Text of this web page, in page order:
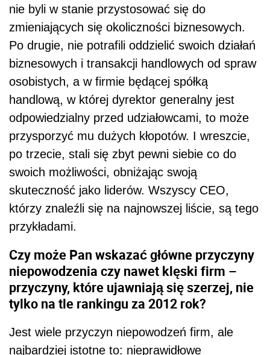
nie byli w stanie przystosować się do
zmieniających się okoliczności biznesowych.
Po drugie, nie potrafili oddzielić swoich działań
biznesowych i transakcji handlowych od spraw
osobistych, a w firmie będącej spółką
handlową, w której dyrektor generalny jest
odpowiedzialny przed udziałowcami, to może
przysporzyć mu dużych kłopotów. I wreszcie,
po trzecie, stali się zbyt pewni siebie co do
swoich możliwości, obniżając swoją
skuteczność jako liderów. Wszyscy CEO,
którzy znaleźli się na najnowszej liście, są tego
przykładami.
Czy może Pan wskazać główne przyczyny
niepowodzenia czy nawet klęski firm –
przyczyny, które ujawniają się szerzej, nie
tylko na tle rankingu za 2012 rok?
Jest wiele przyczyn niepowodzeń firm, ale
najbardziej istotne to: nieprawidłowe